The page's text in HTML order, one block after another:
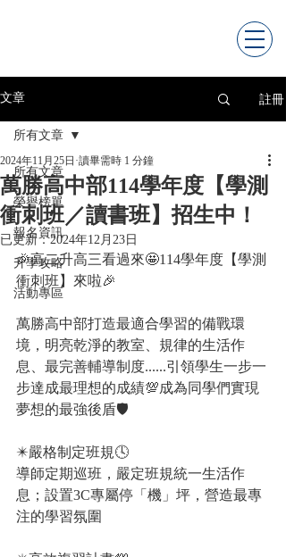
文章 註冊
所有文章
榮譽榜單
報名資訊
升學攻略
活動專區
所有文章
萬勝高中部114學年度【學測
衝刺班／讀書班】招生中！
2024年11月25日 讀畢需時 1 分鐘
已更新：2024年12月23日
🎉高二升高三看過來🤩114學年度【學測
衝刺班】來啦🎉
萬勝高中部打造最適合學習的備戰環
境，明亮乾淨的教室、規律的生活作
息、最完善輔導制度......引領學生一步一
步達成最理想的成績💯成為同學們實現
夢想的最強後盾🛡️
✴️嚴格制定班規🕓
導師定期巡班，嚴定班規統一生活作
息；設置3C專屬停「機」坪，營造最專
注的學習氛圍